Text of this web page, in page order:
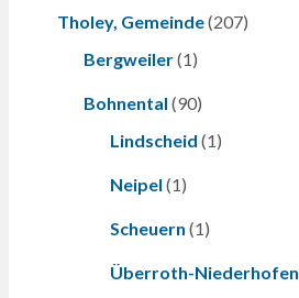
Tholey, Gemeinde(207)
Bergweiler(1)
Bohnental (90)
Lindscheid (1)
Neipel (1)
Scheuern (1)
Überroth-Niederhofen